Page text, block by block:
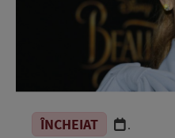
ÎNCHEIAT .